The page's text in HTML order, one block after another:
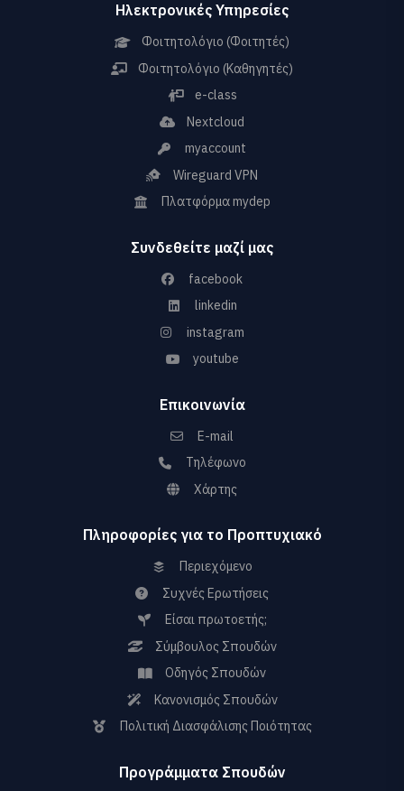
Ηλεκτρονικές Υπηρεσίες
Φοιτητολόγιο (Φοιτητές)
Φοιτητολόγιο (Καθηγητές)
e-class
Nextcloud
myaccount
Wireguard VPN
Πλατφόρμα mydep
Συνδεθείτε μαζί μας
facebook
linkedin
instagram
youtube
Επικοινωνία
E-mail
Τηλέφωνο
Χάρτης
Πληροφορίες για το Προπτυχιακό
Περιεχόμενο
Συχνές Ερωτήσεις
Είσαι πρωτοετής;
Σύμβουλος Σπουδών
Οδηγός Σπουδών
Κανονισμός Σπουδών
Πολιτική Διασφάλισης Ποιότητας
Προγράμματα Σπουδών